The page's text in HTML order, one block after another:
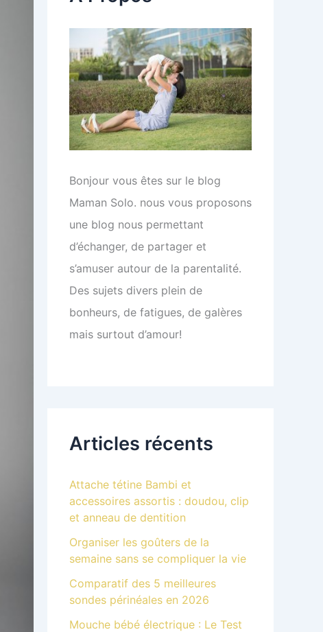
e
:
Bonjour vous êtes sur le blog
Maman Solo. nous vous proposons
une blog nous permettant
d’échanger, de partager et
s’amuser autour de la parentalité.
Des sujets divers plein de
bonheurs, de fatigues, de galères
mais surtout d’amour!
Articles récents
Attache tétine Bambi et
accessoires assortis : doudou, clip
et anneau de dentition
Organiser les goûters de la
semaine sans se compliquer la vie
Comparatif des 5 meilleures
sondes périnéales en 2026
Mouche bébé électrique : Le Test